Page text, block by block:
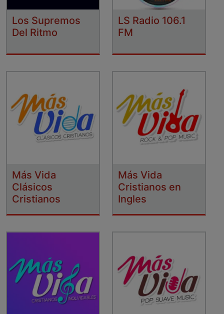
Los Supremos
Del Ritmo
LS Radio 106.1
FM
Más Vida
Clásicos
Cristianos
Más Vida
Cristianos en
Ingles